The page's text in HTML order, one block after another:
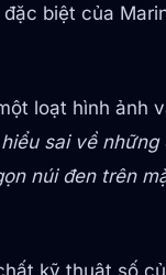
biệt của
loạt hình
sai về
núi đen trên
kỹ thuật số